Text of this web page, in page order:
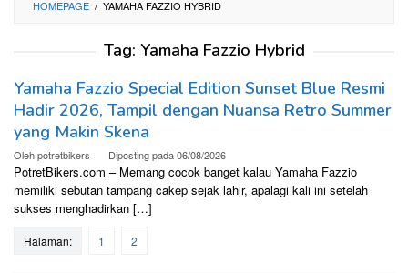
HOMEPAGE / YAMAHA FAZZIO HYBRID
Tag: Yamaha Fazzio Hybrid
Yamaha Fazzio Special Edition Sunset Blue Resmi
Hadir 2026, Tampil dengan Nuansa Retro Summer
yang Makin Skena
Olehpotretbikers Diposting pada06/08/2026
PotretBikers.com – Memang cocok banget kalau Yamaha Fazzio
memiliki sebutan tampang cakep sejak lahir, apalagi kali ini setelah
sukses menghadirkan […]
Halaman: 1 2